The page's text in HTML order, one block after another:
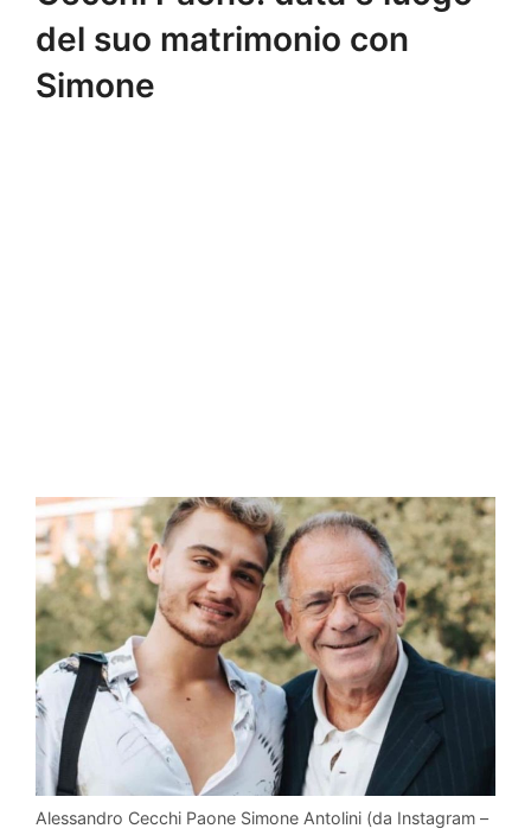
del suo matrimonio con
Simone
Alessandro Cecchi Paone Simone Antolini (da Instagram –